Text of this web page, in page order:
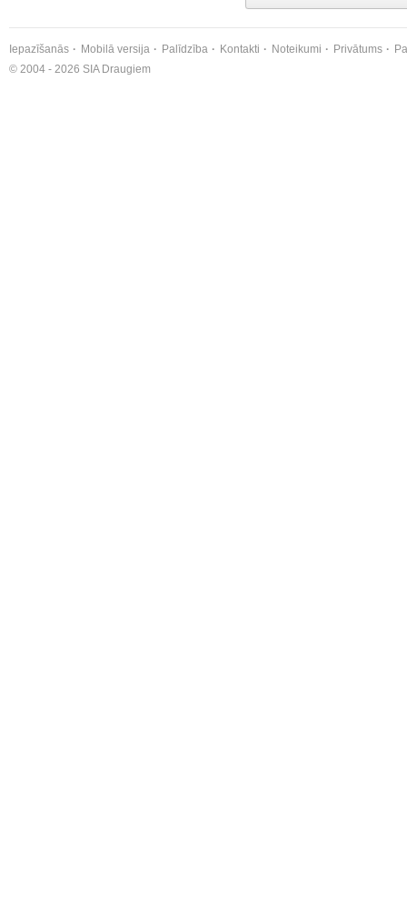
Iepazīšanās Mobilā versija Palīdzība Kontakti Noteikumi Privātums
© 2004 - 2026 SIA Draugiem